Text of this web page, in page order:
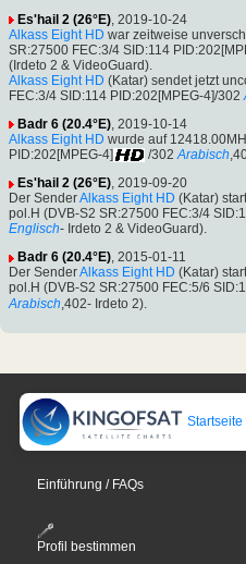
Es'hail 2 (26°E) , 2019-10-24
Alkass Eight HD war zeitweise
SR:27500 FEC:3/4 SID:114
(Irdeto 2 & VideoGuard).
Alkass Eight HD (Katar) sendet jetzt
FEC:3/4 SID:114 PID:202[MPEG-4]/302
Badr 6 (20.4°E), 2019-10-14
Alkass Eight HD wurde auf
PID:202[MPEG-4]
/302 Arabisch
Es'hail 2 (26°E), 2019-09-20
Der SenderAlkass Eight HD (Katar)
pol.H (DVB-S2 SR:27500 FEC:3/4
Englisch- Irdeto 2 & VideoGuard).
Badr 6 (20.4°E), 2015-01-11
Der SenderAlkass Eight HD (Katar)
pol.H (DVB-S2 SR:27500 FEC:5/6
Arabisch ,402- Irdeto 2).
Startseite
Einführung / FAQs
Profil bestimmen